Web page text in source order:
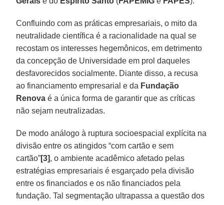
Confluindo com as práticas empresariais, o mito da
neutralidade científica é a racionalidade na qual se
recostam os interesses hegemônicos, em detrimento
da concepção de Universidade em prol daqueles
desfavorecidos socialmente. Diante disso, a recusa
ao financiamento empresarial e da Fundação
Renova é a única forma de garantir que as críticas
não sejam neutralizadas.
De modo análogo à ruptura socioespacial explícita na
divisão entre os atingidos “com cartão e sem
cartão”[3], o ambiente acadêmico afetado pelas
estratégias empresariais é esgarçado pela divisão
entre os financiados e os não financiados pela
fundação. Tal segmentação ultrapassa a questão dos